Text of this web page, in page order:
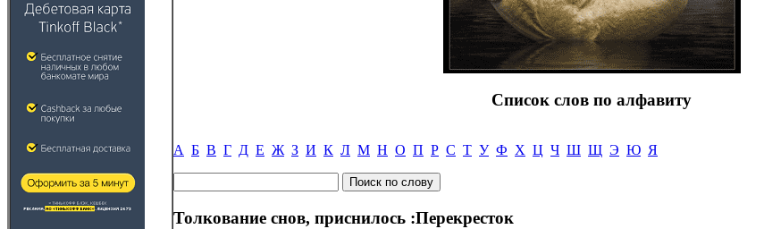
Список слов по алфавиту
А Б В Г Д Е Ж З И К Л М Н О П Р С Т У Ф Х Ц Ч Ш Щ Э Ю Я
Толкование снов, приснилось :Перекресток